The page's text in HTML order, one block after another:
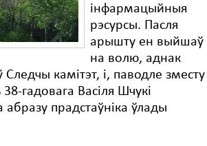
інфармацыйныя
рэсурсы. Пасля
арышту ен выйшаў
на волю, аднак
камітэт, і, паводле зместу
гадовага Васіля Шчукі
прадстаўніка ўлады